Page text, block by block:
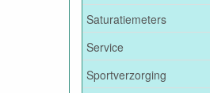
Saturatiemeters
Service
Sportverzorging